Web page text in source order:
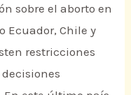
sobre el aborto en
Ecuador, Chile y
restricciones